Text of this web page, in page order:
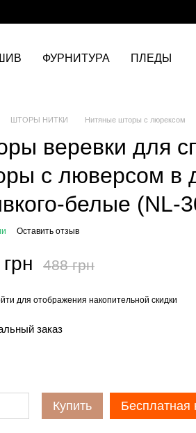
ФУРНИТУРА ПЛЕДЫ
ШТОРЫ НИТКИ Нитяные шторы с люрексом
веревки для
с люверсом в
белые (NL-
Оставить отзыв
488 грн
для отображения накопительной скидки
заказ
Купить Бесплатная